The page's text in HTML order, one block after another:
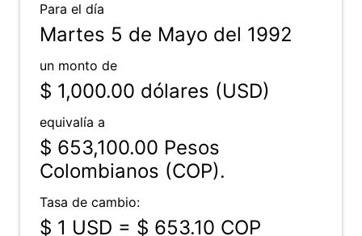
Para el día
Martes 5 de Mayo del 1992
un monto de
$ 1,000.00 dólares (USD)
equivalía a
$ 653,100.00 Pesos
Colombianos (COP).
Tasa de cambio:
$ 1 USD = $ 653.10 COP